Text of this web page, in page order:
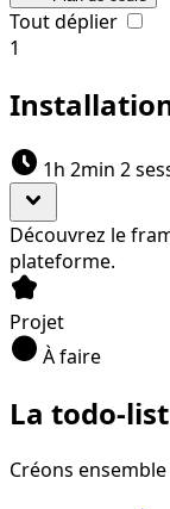
Tout déplier
1
schedule 1h 2min 2
expand_more
Découvrez le
plateforme.
kid_star
Projet
circle À faire
La todo-list
Créons